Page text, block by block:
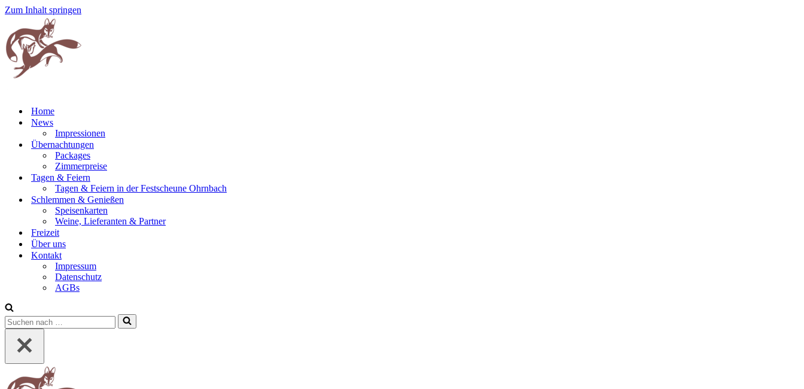
Zum Inhalt springen
Home
News
Impressionen
Übernachtungen
Packages
Zimmerpreise
Tagen & Feiern
Tagen & Feiern in der Festscheune Ohrnbach
Schlemmen & Genießen
Speisenkarten
Weine, Lieferanten & Partner
Freizeit
Über uns
Kontakt
Impressum
Datenschutz
AGBs
Suchen
nach …